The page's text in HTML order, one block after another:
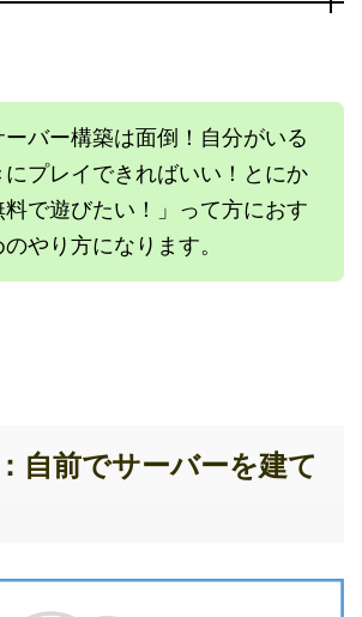
ーバー構築は面倒！自分がいる
にプレイできればいい！とにか
料で遊びたい！」って方におす
やり方になります。
前でサーバーを建て